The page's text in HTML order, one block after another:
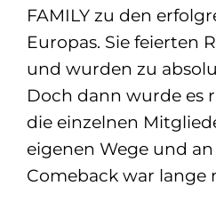
FAMILY zu den
Europas. Sie feierten
und wurden zu
Doch dann wurde es
die einzelnen
eigenen Wege und
Comeback war lange